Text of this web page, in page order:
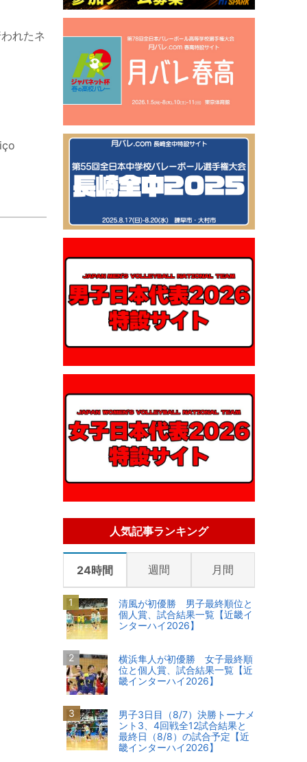
れたネ
人気記事ランキング
24時間 週間 月間
清風が初優勝 男子最終順位と
個人賞、試合結果一覧【近畿イ
ンターハイ2026】
横浜隼人が初優勝 女子最終順
位と個人賞、試合結果一覧【近
畿インターハイ2026】
男子3日目（8/7）決勝トーナメ
ント3、4回戦全12試合結果と
最終日（8/8）の試合予定【近
畿インターハイ2026】